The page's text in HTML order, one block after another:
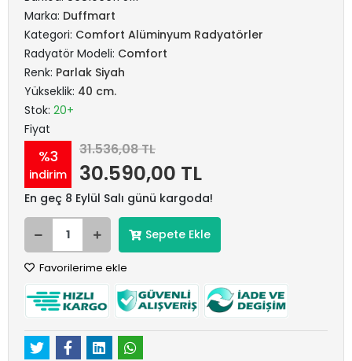
Marka: Duffmart
Kategori: Comfort Alüminyum Radyatörler
Radyatör Modeli: Comfort
Renk: Parlak Siyah
Yükseklik: 40 cm.
Stok: 20+
Fiyat
%3
indirim
31.536,08 TL
30.590,00 TL
En geç 8 Eylül Salı günü kargoda!
Sepete Ekle
Favorilerime ekle